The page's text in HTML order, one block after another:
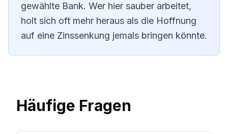
gewählte Bank. Wer hier sauber arbeitet,
holt sich oft mehr heraus als die Hoffnung
auf eine Zinssenkung jemals bringen könnte.
Häufige Fragen